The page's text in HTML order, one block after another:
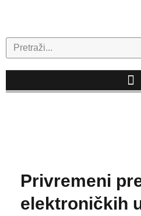
Search
Privremeni
elektroničkih